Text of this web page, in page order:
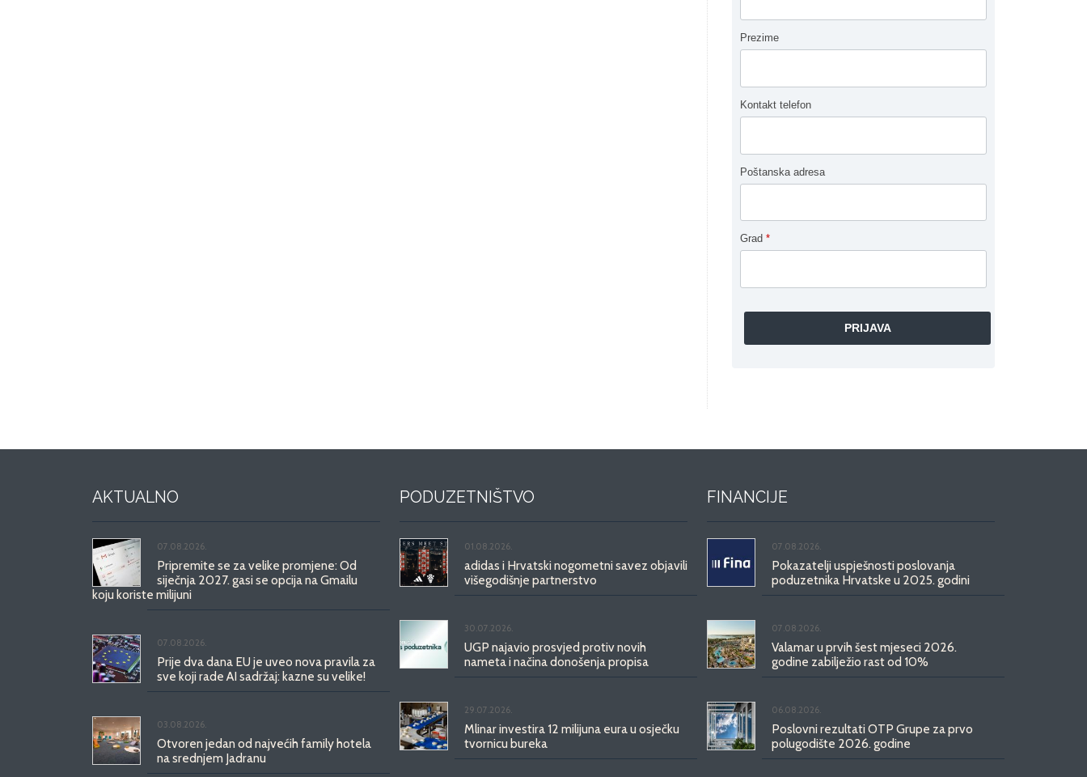
Prezime
Kontakt telefon
Poštanska adresa
Grad *
AKTUALNO
07.08.2026.
Pripremite se za velike promjene: Od
siječnja 2027. gasi se opcija na Gmailu
koju koriste milijuni
07.08.2026.
Prije dva dana EU je uveo nova pravila za
sve koji rade AI sadržaj: kazne su velike!
03.08.2026.
Otvoren jedan od najvećih family hotela
na srednjem Jadranu
PODUZETNIŠTVO
01.08.2026.
adidas i Hrvatski nogometni savez objavili
višegodišnje partnerstvo
30.07.2026.
UGP najavio prosvjed protiv novih
nameta i načina donošenja propisa
29.07.2026.
Mlinar investira 12 milijuna eura u osječku
tvornicu bureka
FINANCIJE
07.08.2026.
Pokazatelji uspješnosti poslovanja
poduzetnika Hrvatske u 2025. godini
07.08.2026.
Valamar u prvih šest mjeseci 2026.
godine zabilježio rast od 10%
06.08.2026.
Poslovni rezultati OTP Grupe za prvo
polugodište 2026. godine